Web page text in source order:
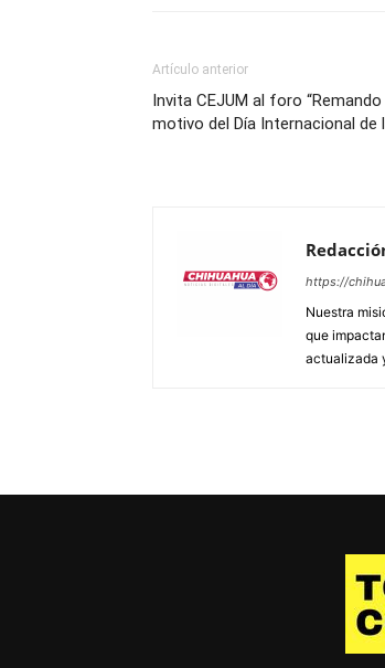
Artículo anterior
Invita CEJUM al foro
motivo del Día Internacional de
https://
Nuestra
que
actualizada